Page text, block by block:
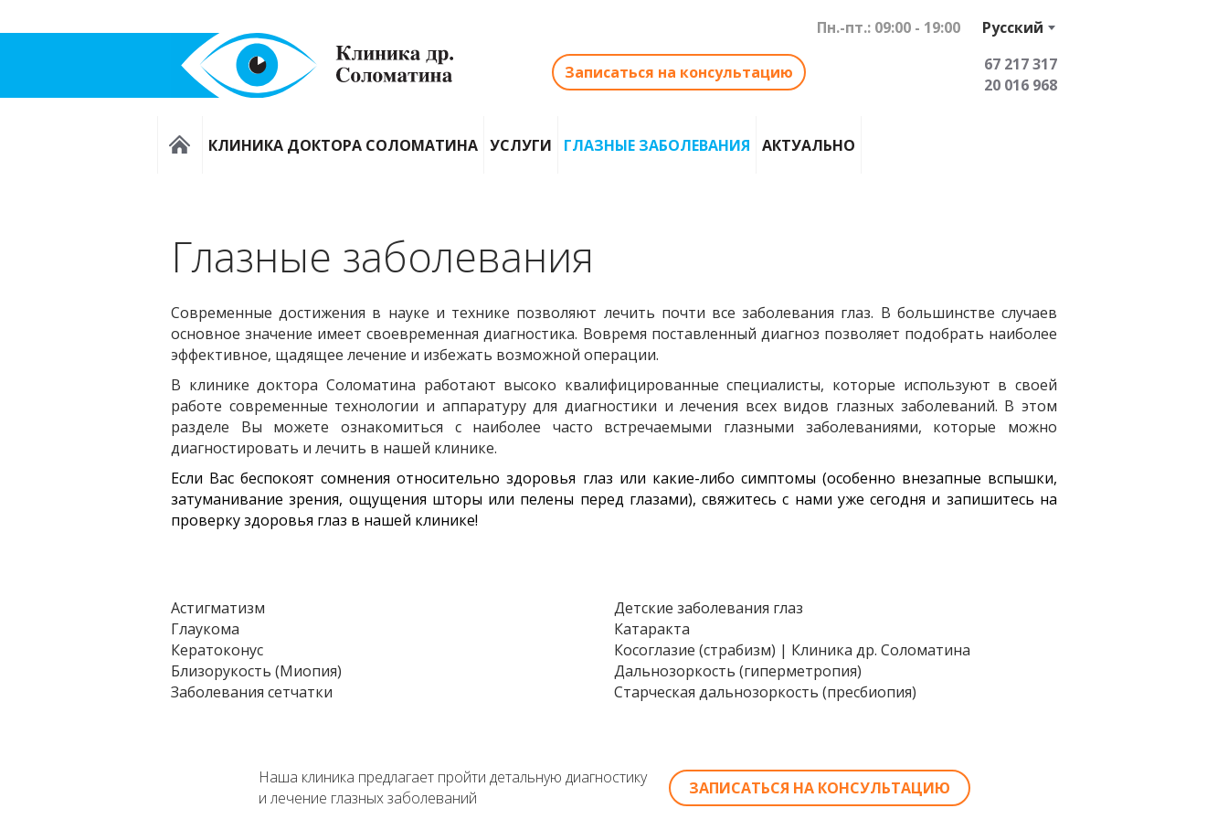
Пн.-пт.: 09:00 - 19:00 Русский
Записаться на консультацию
67 217 317
20 016 968
КЛИНИКА ДОКТОРА СОЛОМАТИНА УСЛУГИ ГЛАЗНЫЕ ЗАБОЛЕВАНИЯ АКТУАЛЬНО
Глазные заболевания
Современные достижения в науке и технике позволяют лечить почти все заболевания глаз. В большинстве случаев
основное значение имеет своевременная диагностика. Вовремя поставленный диагноз позволяет подобрать наиболее
эффективное, щадящее лечение и избежать возможной операции.
В клинике доктора Соломатина работают высоко квалифицированные специалисты, которые используют в своей
работе современные технологии и аппаратуру для диагностики и лечения всех видов глазных заболеваний. В этом
разделе Вы можете ознакомиться с наиболее часто встречаемыми глазными заболеваниями, которые можно
диагностировать и лечить в нашей клинике.
Если Вас беспокоят сомнения относительно здоровья глаз или какие-либо симптомы (особенно внезапные вспышки,
затуманивание зрения, ощущения шторы или пелены перед глазами), свяжитесь с нами уже сегодня и запишитесь на
проверку здоровья глаз в нашей клинике!
Астигматизм
Детские заболевания глаз
Глаукома
Катаракта
Кератоконус
Косоглазие (страбизм) | Клиника др. Соломатина
Близорукость (Миопия)
Дальнозоркость (гиперметропия)
Заболевания сетчатки
Старческая дальнозоркость (пресбиопия)
Наша клиника предлагает пройти детальную диагностику
и лечение глазных заболеваний
ЗАПИСАТЬСЯ НА КОНСУЛЬТАЦИЮ